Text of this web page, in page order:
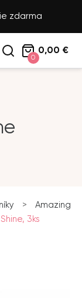
zdarma
0
0,00 €
>
Amazing
3ks